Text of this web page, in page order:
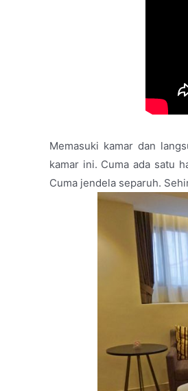
Memasuki kamar dan
kamar ini. Cuma ada satu
Cuma jendela separuh.